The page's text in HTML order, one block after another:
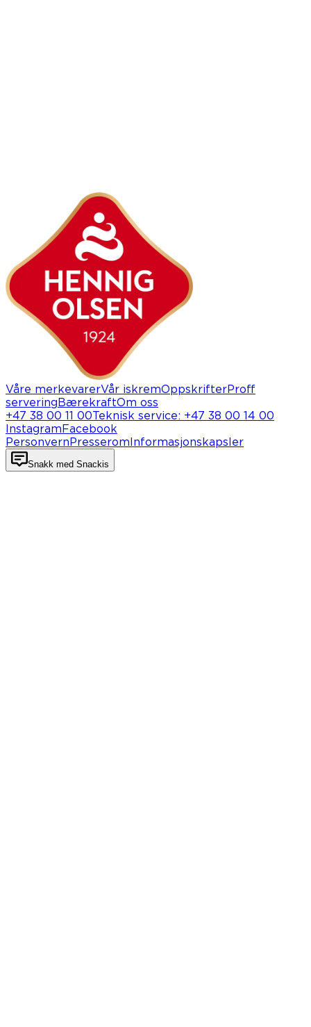
Våre merkevarerVår iskremOppskrifterProff
servering BærekraftOm oss
+47 38 00 11 00Teknisk service: +47 38 00 14 00
Instagram Facebook
Personvern Presserom Informasjonskapsler
Snakk med Snackis